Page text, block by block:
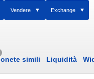
Vendere Exchange
simili Liquidità